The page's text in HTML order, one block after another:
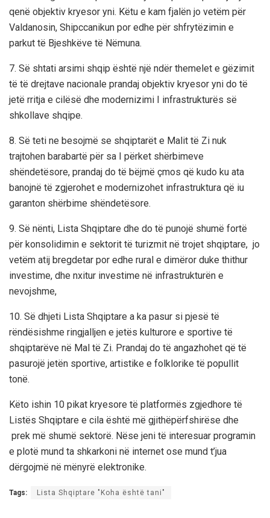
qenë objektiv kryesor yni. Këtu e kam fjalën jo vetëm për
Valdanosin, Shipccanikun por edhe për shfrytëzimin e
parkut të Bjeshkëve të Nëmuna.
7. Së shtati arsimi shqip është një ndër themelet e gëzimit
të të drejtave nacionale prandaj objektiv kryesor yni do të
jetë rritja e cilësë dhe modernizimi I infrastrukturës së
shkollave shqipe.
8. Së teti ne besojmë se shqiptarët e Malit të Zi nuk
trajtohen barabartë për sa I përket shërbimeve
shëndetësore, prandaj do të bëjmë çmos që kudo ku ata
banojnë të zgjerohet e modernizohet infrastruktura që iu
garanton shërbime shëndetësore.
9. Së nënti, Lista Shqiptare dhe do të punojë shumë fortë
për konsolidimin e sektorit të turizmit në trojet shqiptare, jo
vetëm atij bregdetar por edhe rural e dimëror duke thithur
investime, dhe nxitur investime në infrastrukturën e
nevojshme,
10. Së dhjeti Lista Shqiptare a ka pasur si pjesë të
rëndësishme ringjalljen e jetës kulturore e sportive të
shqiptarëve në Mal të Zi. Prandaj do të angazhohet që të
pasurojë jetën sportive, artistike e folklorike të popullit
tonë.
Këto ishin 10 pikat kryesore të platformës zgjedhore të
Listës Shqiptare e cila është më gjithëpërfshirëse dhe
prek më shumë sektorë. Nëse jeni të interesuar programin
e plotë mund ta shkarkoni në internet ose mund t’jua
dërgojmë në mënyrë elektronike.
Tags: Lista Shqiptare "Koha është tani"